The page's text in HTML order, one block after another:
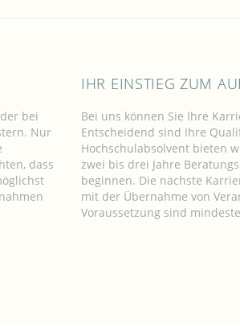
bei
Nur
dass
IHR EINSTIEG ZUM
Bei uns können Sie Ihre
Entscheidend sind Ihre
Hochschulabsolvent bieten
zwei bis drei Jahre
beginnen. Die nächste
mit der Übernahme von
Voraussetzung sind